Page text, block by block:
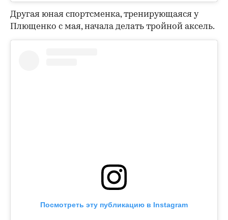
Другая юная спортсменка, тренирующаяся у
Плющенко с мая, начала делать тройной аксель.
Посмотреть эту публикацию в Instagram